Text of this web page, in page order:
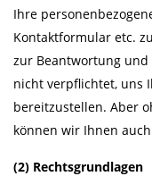
Ihre
Kontaktformular etc.
zur Beantwortung
nicht verpflichtet, uns
bereitzustellen. Aber
können wir Ihnen
(2) Rechtsgrundlagen